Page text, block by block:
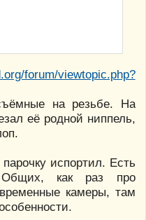
forum/viewtopic.php?
на резьбе. На
её родной ниппель,
испортил. Есть
как раз про
камеры, там